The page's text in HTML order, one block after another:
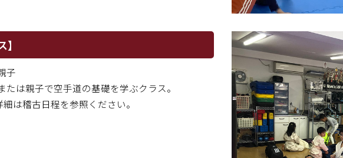
子
たは親子で空手道の基礎を学ぶクラス。
は稽古日程を参照ください。